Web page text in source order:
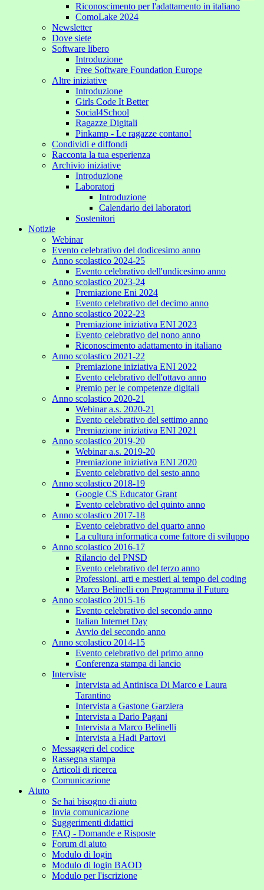
Riconoscimento per l'adattamento in italiano
ComoLake 2024
Newsletter
Dove siete
Software libero
Introduzione
Free Software Foundation Europe
Altre iniziative
Introduzione
Girls Code It Better
Social4School
Ragazze Digitali
Pinkamp - Le ragazze contano!
Condividi e diffondi
Racconta la tua esperienza
Archivio iniziative
Introduzione
Laboratori
Introduzione
Calendario dei laboratori
Sostenitori
Notizie
Webinar
Evento celebrativo del dodicesimo anno
Anno scolastico 2024-25
Evento celebrativo dell'undicesimo anno
Anno scolastico 2023-24
Premiazione Eni 2024
Evento celebrativo del decimo anno
Anno scolastico 2022-23
Premiazione iniziativa ENI 2023
Evento celebrativo del nono anno
Riconoscimento adattamento in italiano
Anno scolastico 2021-22
Premiazione iniziativa ENI 2022
Evento celebrativo dell'ottavo anno
Premio per le competenze digitali
Anno scolastico 2020-21
Webinar a.s. 2020-21
Evento celebrativo del settimo anno
Premiazione iniziativa ENI 2021
Anno scolastico 2019-20
Webinar a.s. 2019-20
Premiazione iniziativa ENI 2020
Evento celebrativo del sesto anno
Anno scolastico 2018-19
Google CS Educator Grant
Evento celebrativo del quinto anno
Anno scolastico 2017-18
Evento celebrativo del quarto anno
La cultura informatica come fattore di sviluppo
Anno scolastico 2016-17
Rilancio del PNSD
Evento celebrativo del terzo anno
Professioni, arti e mestieri al tempo del coding
Marco Belinelli con Programma il Futuro
Anno scolastico 2015-16
Evento celebrativo del secondo anno
Italian Internet Day
Avvio del secondo anno
Anno scolastico 2014-15
Evento celebrativo del primo anno
Conferenza stampa di lancio
Interviste
Intervista ad Antinisca Di Marco e Laura
Tarantino
Intervista a Gastone Garziera
Intervista a Dario Pagani
Intervista a Marco Belinelli
Intervista a Hadi Partovi
Messaggeri del codice
Rassegna stampa
Articoli di ricerca
Comunicazione
Aiuto
Se hai bisogno di aiuto
Invia comunicazione
Suggerimenti didattici
FAQ - Domande e Risposte
Forum di aiuto
Modulo di login
Modulo di login BAOD
Modulo per l'iscrizione